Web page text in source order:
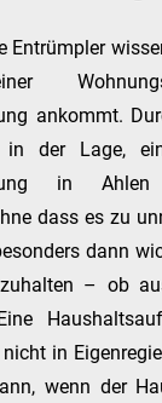
Entrümpler
ankommt.
der Lage,
in
dass es zu
dann
– ob
in
wenn der